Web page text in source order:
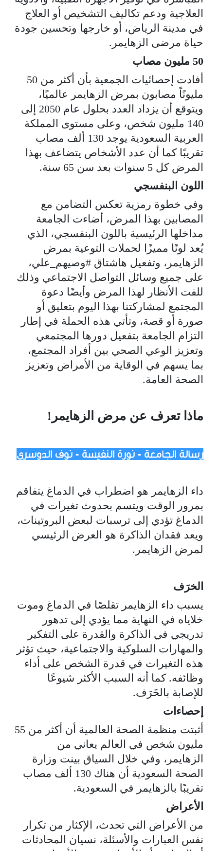
العلاجية ودعم تكاليف التشخيص أو العلاج
في مدينة الرياض، أو خارجها وتحسين جودة
حياة مرضى الزهايمر.
50 مليون مصاب
أفادت إحصائيات الجمعية بأن أكثر من 50
مليونًاً مصابون بمرض الزهايمر عالميًا،
ويتوقع أن يزداد العدد بحلول عام 2050 إلى
140 مليون شخص، وعلى مستوى المملكة
العربية السعودية يوجد 130 ألف مصاب
تقريبًا كما أن عدد الأشخاص يتضاعف بهذا
المرض كل 5 سنوات بعد سن 65 سنة.
اللون البنفسجي
وفي خطوة رمزية تعكس التضامن مع
المصابين بهذا المرض، أضاءت الجامعة
مداخلها الرئيسية باللون البنفسجي، الذي
يُعد لونًا مميزًا لحملات التوعية بمرض
الزهايمر، وتفعيل هاشتاق #وصيهم_علي،
على جميع وسائل التواصل الاجتماعي وذلك
للفت الأنظار لهذا المرض وأيضًا دعوة
المجتمع لمشاركتنا بهذا اليوم بتعليق أو
صورة أو قصة، وتأتي هذه الحملة في إطار
التزام الجامعة بتفعيل دورها المجتمعي
وتعزيز الوعي الصحي بين أفراد المجتمع،
بما يسهم في الوقاية من الأمراض وتعزيز
الصحة العامة.
ماذا تعرف عن مرض الزهايمر!
رسالة الجامعة - نورة النفيسة - نوف الدوسري
داء الزهايمر هو اضطراب في الدماغ يتفاقم
بمرور الوقت ويتسم بحدوث تغيرات في
الدماغ تؤدي إلى ترسبات لبعض البروتينات،
ويعد فقدان الذاكرة هو العرض الرئيسي
لمرض الزهايمر.
الخرَف
يسبب داء الزهايمر تقلصًا في الدماغ وموت
خلاياه في النهاية مما يؤدي إلى تدهور
تدريجي في الذاكرة والقدرة على التفكير
والمهارات السلوكية والاجتماعية، حيث تؤثر
هذه التغيرات في قدرة الشخص على أداء
وظائفه. كما أنه السبب الأكثر شيوعًا
للإصابة بالخَرَف.
إحصاءات
أثبتت منظمة الصحة العالمية أن أكثر من 55
مليون شخص في العالم يعاني من
الزهايمر، وفي خلال السياق بينت وزارة
الصحة السعودية أن هناك 130 ألف مصاب
تقريبًا بالزهايمر في السعودية.
الأعراض
من الأعراض التي تحدث، الإكثار من تكرار
نفس العبارات والأسئلة، نسيان المحادثات